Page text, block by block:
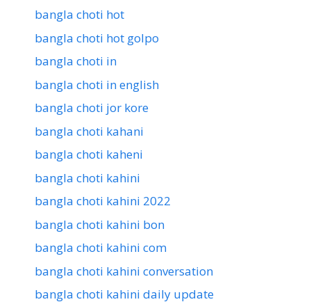
bangla choti hot
bangla choti hot golpo
bangla choti in
bangla choti in english
bangla choti jor kore
bangla choti kahani
bangla choti kaheni
bangla choti kahini
bangla choti kahini 2022
bangla choti kahini bon
bangla choti kahini com
bangla choti kahini conversation
bangla choti kahini daily update